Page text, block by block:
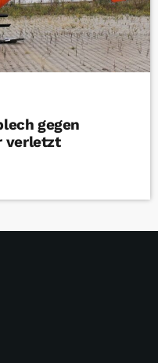
gegen
verletzt